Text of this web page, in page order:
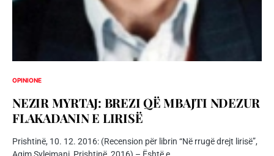
OPINIONE
NEZIR MYRTAJ: BREZI QË MBAJTI NDEZUR
FLAKADANIN E LIRISË
Prishtinë, 10. 12. 2016: (Recension për librin “Në rrugë drejt lirisë”,
Agim Sylejmani, Prishtinë, 2016) – Është e…